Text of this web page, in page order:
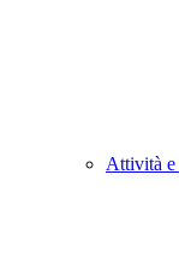
Attività e